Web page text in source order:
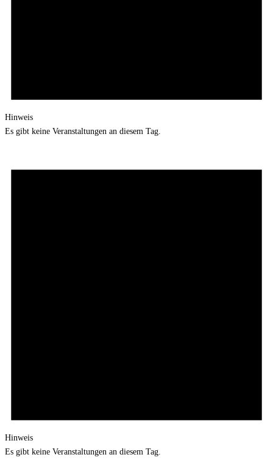
Hinweis
Es gibt keine Veranstaltungen an diesem Tag.
Hinweis
Es gibt keine Veranstaltungen an diesem Tag.